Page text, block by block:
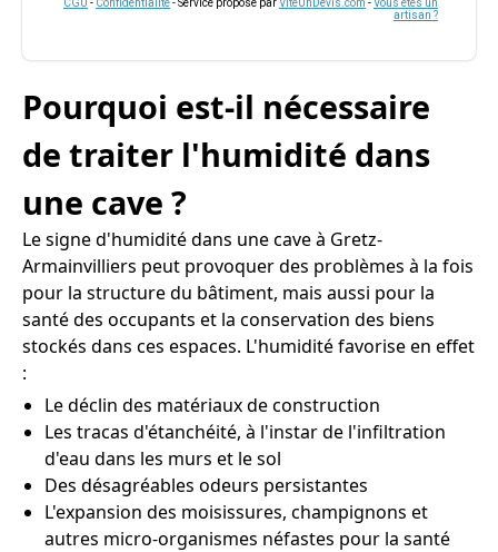
CGU - Confidentialité- Service proposé parViteUnDevis.com -Vous êtes un
artisan ?
Pourquoi est-il nécessaire
de traiter l'humidité dans
une cave ?
Le signe d'humidité dans une cave à Gretz-
Armainvilliers peut provoquer des problèmes à la fois
pour la structure du bâtiment, mais aussi pour la
santé des occupants et la conservation des biens
stockés dans ces espaces. L'humidité favorise en effet
:
Le déclin des matériaux de construction
Les tracas d'étanchéité, à l'instar de l'infiltration
d'eau dans les murs et le sol
Des désagréables odeurs persistantes
L'expansion des moisissures, champignons et
autres micro-organismes néfastes pour la santé